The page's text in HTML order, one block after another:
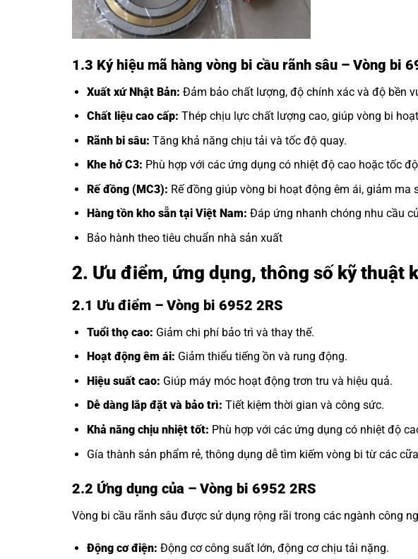
1.3 Ký hiệu mã hàng vòng bi cầu rãnh sâu – Vòng bi
Xuất xứ Nhật Bản: Đảm bảo chất lượng, độ chính xác và độ bền
Chất liệu cao cấp: Thép chịu lực chất lượng cao, giúp vòng bi
Rãnh bi sâu: Tăng khả năng chịu tải và tốc độ quay.
Khe hở C3: Phù hợp với các ứng dụng có nhiệt độ cao hoặc tốc
Rế đồng (MC3): Rế đồng giúp vòng bi hoạt động êm ái, giảm ma
Hàng tồn kho sẵn tại Việt Nam: Đáp ứng nhanh chóng nhu cầu
Bảo hành theo tiêu chuẩn nhà sản xuất
2. Ưu điểm, ứng dụng, thông số kỹ thuật
2.1 Ưu điểm – Vòng bi 6952 2RS
Tuổi thọ cao: Giảm chi phí bảo trì và thay thế.
Hoạt động êm ái: Giảm thiểu tiếng ồn và rung động.
Hiệu suất cao: Giúp máy móc hoạt động trơn tru và hiệu quả.
Dễ dàng lắp đặt và bảo trì: Tiết kiệm thời gian và công sức.
Khả năng chịu nhiệt tốt: Phù hợp với các ứng dụng có nhiệt độ
Gía thành sản phẩm rẻ, thông dụng dễ tìm kiếm vòng bi từ các
2.2 Ứng dụng của – Vòng bi 6952 2RS
Vòng bi cầu rãnh sâu được sử dụng rộng rãi trong các ngành công
Động cơ điện: Động cơ công suất lớn, động cơ chịu tải nặng.